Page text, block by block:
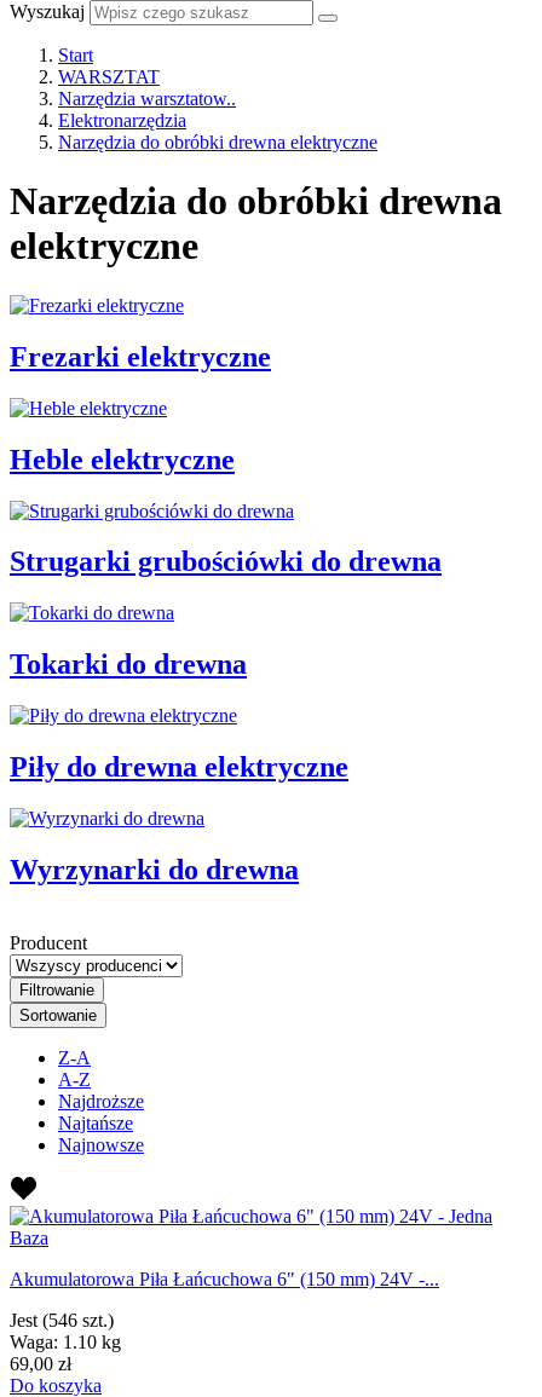
Wyszukaj
Start
WARSZTAT
Narzędzia warsztatow..
Elektronarzędzia
Narzędzia do obróbki drewna elektryczne
Narzędzia do obróbki drewna
elektryczne
Frezarki elektryczne
Heble elektryczne
Strugarki grubościówki do drewna
Tokarki do drewna
Piły do drewna elektryczne
Wyrzynarki do drewna
Producent
Filtrowanie
Sortowanie
Z-A
A-Z
Najdroższe
Najtańsze
Najnowsze
Akumulatorowa Piła Łańcuchowa 6" (150 mm) 24V -...
Jest (546 szt.)
Waga: 1.10 kg
69,00 zł
Do koszyka